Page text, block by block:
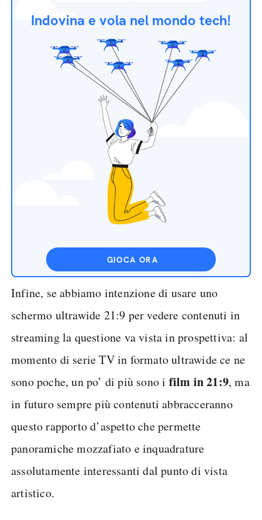
Indovina e vola nel mondo tech!
GIOCA ORA
Infine, se abbiamo intenzione di usare uno
schermo ultrawide 21:9 per vedere contenuti in
streaming la questione va vista in prospettiva: al
momento di serie TV in formato ultrawide ce ne
sono poche, un po’ di più sono i film in 21:9, ma
in futuro sempre più contenuti abbracceranno
questo rapporto d’aspetto che permette
panoramiche mozzafiato e inquadrature
assolutamente interessanti dal punto di vista
artistico.